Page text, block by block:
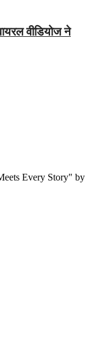
वीडियोज ने
Every Story" by